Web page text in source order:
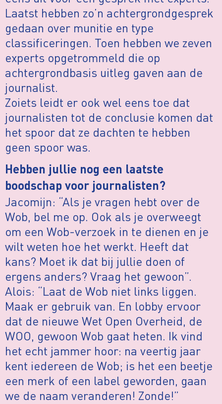
Laatst hebben zo’n achtergrondgesprek
gedaan over munitie en type
classificeringen. Toen hebben we zeven
experts opgetrommeld die op
achtergrondbasis uitleg gaven aan de
journalist.
Zoiets leidt er ook wel eens toe dat
journalisten tot de conclusie komen dat
het spoor dat ze dachten te hebben
geen spoor was.
Hebben jullie nog een laatste
boodschap voor journalisten?
Jacomijn: “Als je vragen hebt over de
Wob, bel me op. Ook als je overweegt
om een Wob-verzoek in te dienen en je
wilt weten hoe het werkt. Heeft dat
kans? Moet ik dat bij jullie doen of
ergens anders? Vraag het gewoon”.
Alois: “Laat de Wob niet links liggen.
Maak er gebruik van. En lobby ervoor
dat de nieuwe Wet Open Overheid, de
WOO, gewoon Wob gaat heten. Ik vind
het echt jammer hoor: na veertig jaar
kent iedereen de Wob; is het een beetje
een merk of een label geworden, gaan
we de naam veranderen! Zonde!”